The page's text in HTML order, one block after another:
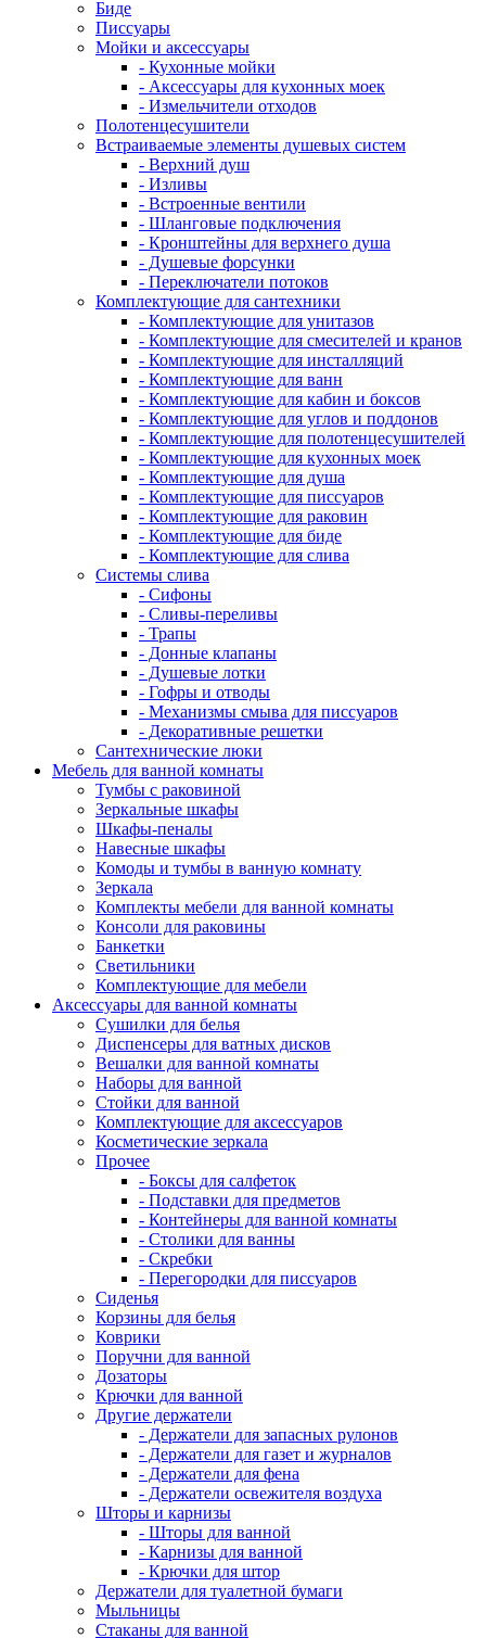
Биде
Писсуары
Мойки и аксессуары
- Кухонные мойки
- Аксессуары для кухонных моек
- Измельчители отходов
Полотенцесушители
Встраиваемые элементы душевых систем
- Верхний душ
- Изливы
- Встроенные вентили
- Шланговые подключения
- Кронштейны для верхнего душа
- Душевые форсунки
- Переключатели потоков
Комплектующие для сантехники
- Комплектующие для унитазов
- Комплектующие для смесителей и кранов
- Комплектующие для инсталляций
- Комплектующие для ванн
- Комплектующие для кабин и боксов
- Комплектующие для углов и поддонов
- Комплектующие для полотенцесушителей
- Комплектующие для кухонных моек
- Комплектующие для душа
- Комплектующие для писсуаров
- Комплектующие для раковин
- Комплектующие для биде
- Комплектующие для слива
Системы слива
- Сифоны
- Сливы-переливы
- Трапы
- Донные клапаны
- Душевые лотки
- Гофры и отводы
- Механизмы смыва для писсуаров
- Декоративные решетки
Сантехнические люки
Мебель для ванной комнаты
Тумбы с раковиной
Зеркальные шкафы
Шкафы-пеналы
Навесные шкафы
Комоды и тумбы в ванную комнату
Зеркала
Комплекты мебели для ванной комнаты
Консоли для раковины
Банкетки
Светильники
Комплектующие для мебели
Аксессуары для ванной комнаты
Сушилки для белья
Диспенсеры для ватных дисков
Вешалки для ванной комнаты
Наборы для ванной
Стойки для ванной
Комплектующие для аксессуаров
Косметические зеркала
Прочее
- Боксы для салфеток
- Подставки для предметов
- Контейнеры для ванной комнаты
- Столики для ванны
- Скребки
- Перегородки для писсуаров
Сиденья
Корзины для белья
Коврики
Поручни для ванной
Дозаторы
Крючки для ванной
Другие держатели
- Держатели для запасных рулонов
- Держатели для газет и журналов
- Держатели для фена
- Держатели освежителя воздуха
Шторы и карнизы
- Шторы для ванной
- Карнизы для ванной
- Крючки для штор
Держатели для туалетной бумаги
Мыльницы
Стаканы для ванной